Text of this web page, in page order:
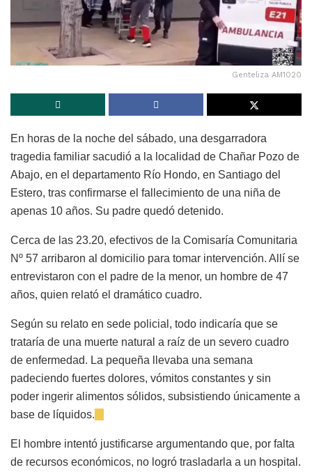
Genteliza AM1020
En horas de la noche del sábado, una desgarradora
tragedia familiar sacudió a la localidad de Chañar Pozo de
Abajo, en el departamento Río Hondo, en Santiago del
Estero, tras confirmarse el fallecimiento de una niña de
apenas 10 años. Su padre quedó detenido.
Cerca de las 23.20, efectivos de la Comisaría Comunitaria
Nº 57 arribaron al domicilio para tomar intervención. Allí se
entrevistaron con el padre de la menor, un hombre de 47
años, quien relató el dramático cuadro.
Según su relato en sede policial, todo indicaría que se
trataría de una muerte natural a raíz de un severo cuadro
de enfermedad. La pequeña llevaba una semana
padeciendo fuertes dolores, vómitos constantes y sin
poder ingerir alimentos sólidos, subsistiendo únicamente a
base de líquidos.
El hombre intentó justificarse argumentando que, por falta
de recursos económicos, no logró trasladarla a un hospital.